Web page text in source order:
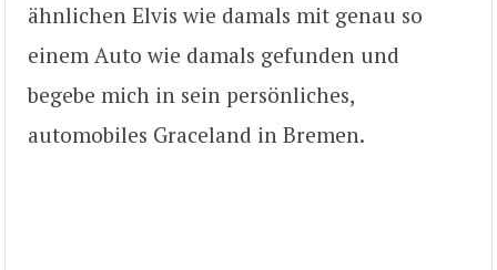
ähnlichen Elvis wie damals mit genau so
einem Auto wie damals gefunden und
begebe mich in sein persönliches,
automobiles Graceland in Bremen.